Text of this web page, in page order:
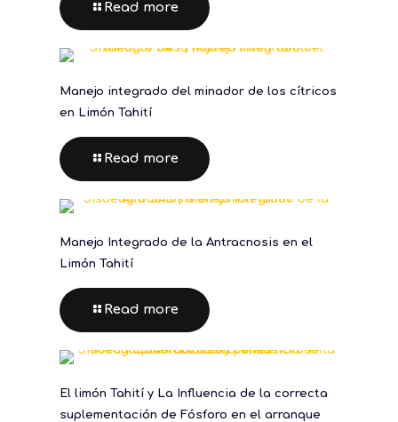
Read more
Manejo integrado del minador de los cítricos
en Limón Tahití
Read more
Manejo Integrado de la Antracnosis en el
Limón Tahití
Read more
El limón Tahití y La Influencia de la correcta
suplementación de Fósforo en el arranque